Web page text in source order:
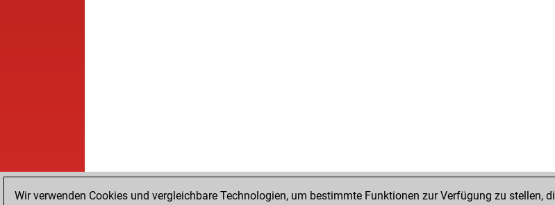
Wir verwenden Cookies und vergleichbare Technologien, um bestimmte Funktionen zur Verfügung zu stellen,